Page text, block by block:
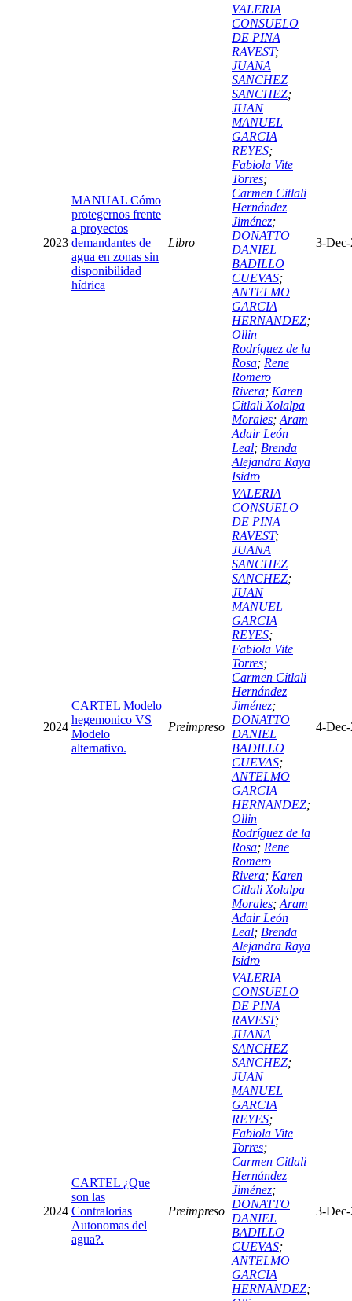
2023
MANUAL Cómo
protegernos frente
a proyectos
demandantes de
agua en zonas sin
disponibilidad
hídrica
Libro
VALERIA
CONSUELO
DE PINA
RAVEST;
JUANA
SANCHEZ
SANCHEZ;
JUAN
MANUEL
GARCIA
REYES;
Fabiola Vite
Torres;
Carmen Citlali
Hernández
Jiménez;
DONATTO
DANIEL
BADILLO
CUEVAS;
ANTELMO
GARCIA
HERNANDEZ;
Ollin
Rodríguez de la
Rosa; Rene
Romero
Rivera; Karen
Citlali Xolalpa
Morales;Aram
Adair León
Leal; Brenda
Alejandra Raya
Isidro
3-
2024
CARTEL Modelo
hegemonico VS
Modelo
alternativo.
Preimpreso
VALERIA
CONSUELO
DE PINA
RAVEST;
JUANA
SANCHEZ
SANCHEZ;
JUAN
MANUEL
GARCIA
REYES;
Fabiola Vite
Torres;
Carmen Citlali
Hernández
Jiménez;
DONATTO
DANIEL
BADILLO
CUEVAS;
ANTELMO
GARCIA
HERNANDEZ;
Ollin
Rodríguez de la
Rosa; Rene
Romero
Rivera; Karen
Citlali Xolalpa
Morales;Aram
Adair León
Leal; Brenda
Alejandra Raya
Isidro
4-
2024
CARTEL ¿Que
son las
Contralorias
Autonomas del
agua?.
Preimpreso
VALERIA
CONSUELO
DE PINA
RAVEST;
JUANA
SANCHEZ
SANCHEZ;
JUAN
MANUEL
GARCIA
REYES;
Fabiola Vite
Torres;
Carmen Citlali
Hernández
Jiménez;
DONATTO
DANIEL
BADILLO
CUEVAS;
ANTELMO
GARCIA
HERNANDEZ;
3-